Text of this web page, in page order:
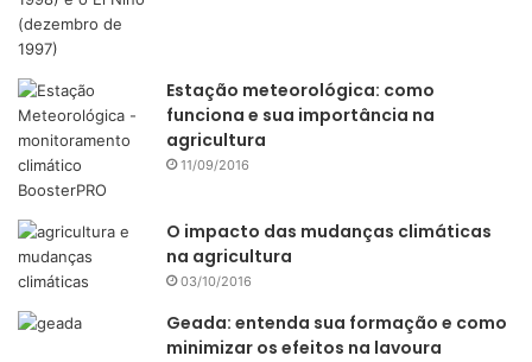
Estação meteorológica: como
funciona e sua importância na
agricultura
11/09/2016
O impacto das mudanças climáticas
na agricultura
03/10/2016
Geada: entenda sua formação e como
minimizar os efeitos na lavoura